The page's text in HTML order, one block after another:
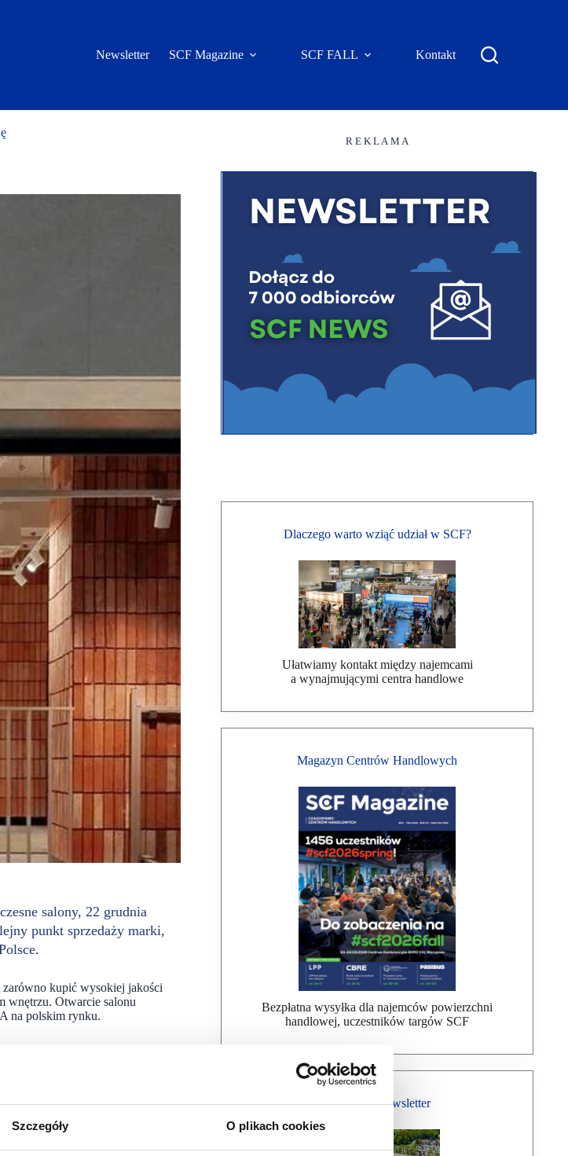
Szczegóły O plikach cookies
Newsletter SCF Magazine SCF FALL Kontakt
salony, 22 grudnia
punkt sprzedaży marki,
zarówno kupić wysokiej jakości
wnętrzu. Otwarcie salonu
na polskim rynku.
łączą inspirującą
który ma być
plan ekspansji zakłada
etap dalszego rozwoju
R E K L A M A
Dlaczego warto wziąć udział w SCF?
Ułatwiamy kontakt między najemcami
a wynajmującymi centra handlowe
Magazyn Centrów Handlowych
Bezpłatna wysyłka dla najemców powierzchni
handlowej, uczestników targów SCF
Bezpłatny Newsletter